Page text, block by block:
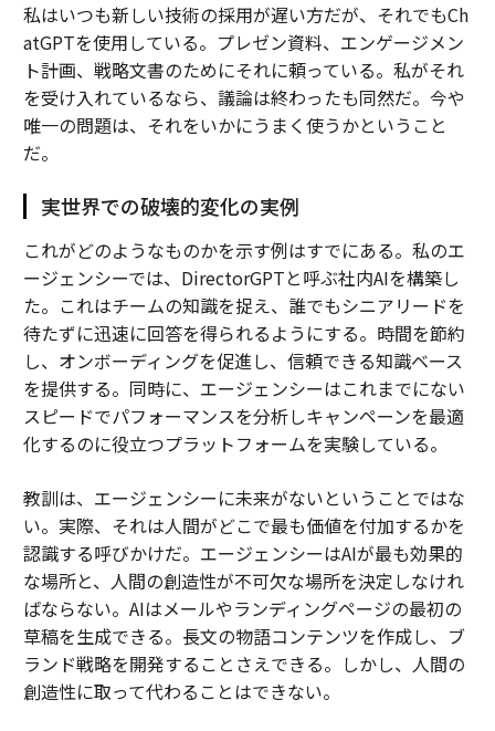
私はいつも新しい技術の採用が遅い方だが、それでもCh
atGPTを使用している。プレゼン資料、エンゲージメン
ト計画、戦略文書のためにそれに頼っている。私がそれ
を受け入れているなら、議論は終わったも同然だ。今や
唯一の問題は、それをいかにうまく使うかということ
だ。
実世界での破壊的変化の実例
これがどのようなものかを示す例はすでにある。私のエ
ージェンシーでは、DirectorGPTと呼ぶ社内AIを構築し
た。これはチームの知識を捉え、誰でもシニアリードを
待たずに迅速に回答を得られるようにする。時間を節約
し、オンボーディングを促進し、信頼できる知識ベース
を提供する。同時に、エージェンシーはこれまでにない
スピードでパフォーマンスを分析しキャンペーンを最適
化するのに役立つプラットフォームを実験している。
教訓は、エージェンシーに未来がないということではな
い。実際、それは人間がどこで最も価値を付加するかを
認識する呼びかけだ。エージェンシーはAIが最も効果的
な場所と、人間の創造性が不可欠な場所を決定しなけれ
ばならない。AIはメールやランディングページの最初の
草稿を生成できる。長文の物語コンテンツを作成し、ブ
ランド戦略を開発することさえできる。しかし、人間の
創造性に取って代わることはできない。